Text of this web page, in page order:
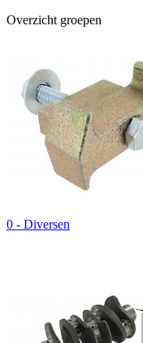
Overzicht groepen
0 - Diversen